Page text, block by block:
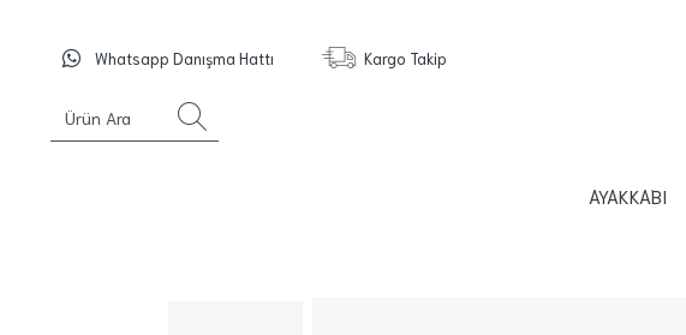
Whatsapp Danışma Hattı Kargo Takip
AYAKKABI